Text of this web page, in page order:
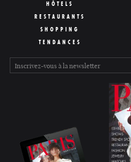
HÔTELS
RESTAURANTS
SHOPPING
TENDANCES